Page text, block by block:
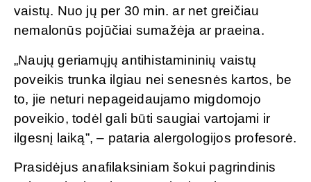
vaistų. Nuo jų per 30 min. ar net greičiau
nemalonūs pojūčiai sumažėja ar praeina.
„Naujų geriamųjų antihistamininių vaistų
poveikis trunka ilgiau nei senesnės kartos, be
to, jie neturi nepageidaujamo migdomojo
poveikio, todėl gali būti saugiai vartojami ir
ilgesnį laiką”, – pataria alergologijos profesorė.
Prasidėjus anafilaksiniam šokui pagrindinis